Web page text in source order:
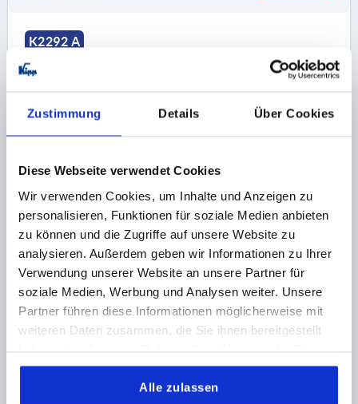
Zustimmung Details Über Cookies
Diese Webseite verwendet Cookies
Wir verwenden Cookies, um Inhalte und Anzeigen zu
personalisieren, Funktionen für soziale Medien anbieten
zu können und die Zugriffe auf unsere Website zu
analysieren. Außerdem geben wir Informationen zu Ihrer
Verwendung unserer Website an unsere Partner für
soziale Medien, Werbung und Analysen weiter. Unsere
Partner führen diese Informationen möglicherweise mit
weiteren Daten zusammen, die Sie ihnen bereitgestellt
gesammelt haben.
Alle zulassen
K2292 A
FINGERGRIFF RUND, A=30, L=38, H=32, D=4, B=8,
FORM:A, POLYAMID ROT RAL3020
FARBE GRUNDKÖRPER=VERKEHRSROT RAL 3020
BOHRUNGSABSTAND=30
BEFESTIGUNGSBOHRUNG=4
LÄNGE=38
TRAGKRAFT N =500 FORM=A B=8
B1=12
H=32
H1=4 L1=42 MAX. WANDSTÄRKE=4,5
K2292.10803084
zzgl. Versandkosten